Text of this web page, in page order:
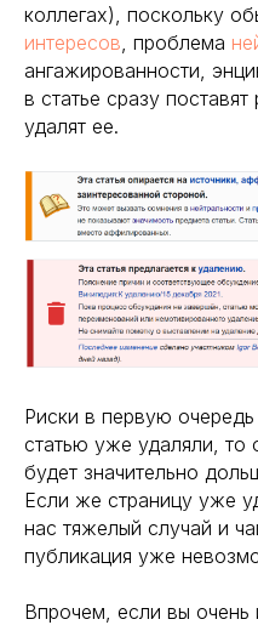
коллегах), поскольку
интересов , проблема
ангажированности,
в статье сразу
удалят ее.
Риски в первую
статью уже удаляли, то
будет значительно
Если же страницу уже
нас тяжелый случай и
публикация уже
Впрочем, если вы очень